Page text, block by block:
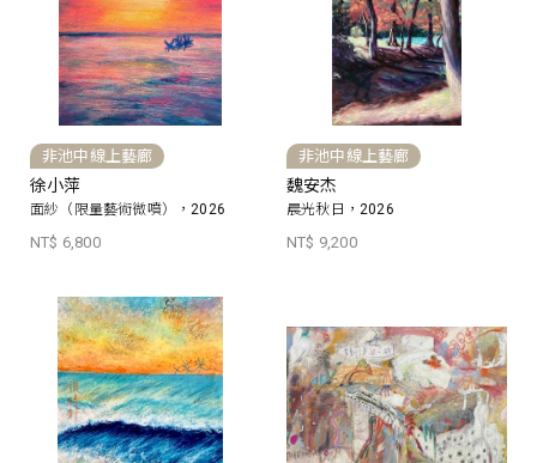
非池中線上藝廊
徐小萍
面紗（限量藝術微噴），2026
NT$ 6,800
非池中線上藝廊
魏安杰
晨光秋日，2026
NT$ 9,200